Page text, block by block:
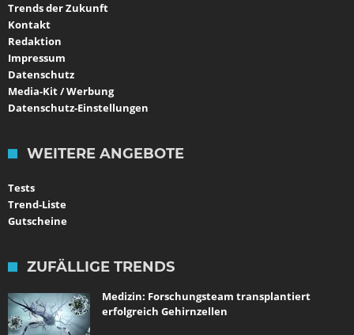
Trends der Zukunft
Kontakt
Redaktion
Impressum
Datenschutz
Media-Kit / Werbung
Datenschutz-Einstellungen
WEITERE ANGEBOTE
Tests
Trend-Liste
Gutscheine
ZUFÄLLIGE TRENDS
Medizin: Forschungsteam transplantiert
erfolgreich Gehirnzellen